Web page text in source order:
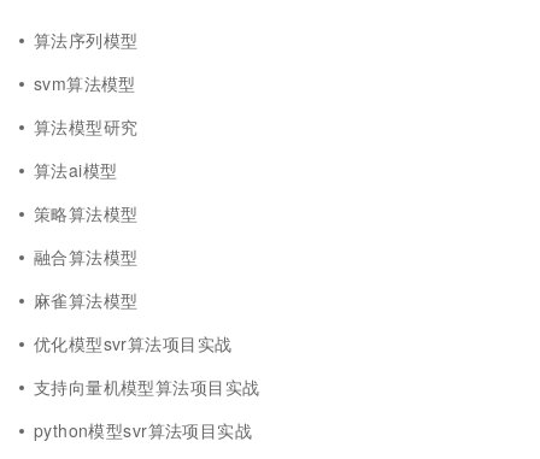
算法序列模型
svm算法模型
算法模型研究
算法ai模型
策略算法模型
融合算法模型
麻雀算法模型
优化模型svr算法项目实战
支持向量机模型算法项目实战
python模型svr算法项目实战